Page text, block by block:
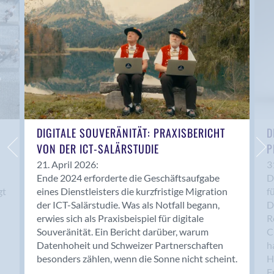
Anwil
Appenzell
Au SG
Baar
Baden
Balsthal
Balzers
Basel
Bassersdorf
Belp
Bendern
Benken (SG)
Bergdietikon
Berlin
Bern
Bern - Liebefeld
DIGITALE SOUVERÄNITÄT: PRAXISBERICHT
VON DER ICT-SALÄRSTUDIE
21. April 2026:
Ende 2024 erforderte die Geschäftsaufgabe
eines Dienstleisters die kurzfristige Migration
der ICT-Salärstudie. Was als Notfall begann,
erwies sich als Praxisbeispiel für digitale
Souveränität. Ein Bericht darüber, warum
Datenhoheit und Schweizer Partnerschaften
besonders zählen, wenn die Sonne nicht scheint.